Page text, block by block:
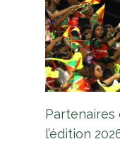
Partenaires
l’édition